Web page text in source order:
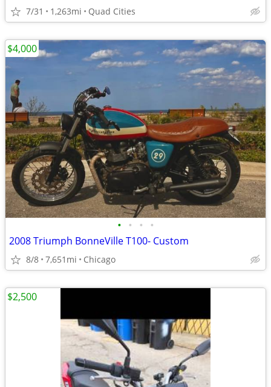
7/31 1,263mi Quad Cities
• • • •
2008 Triumph BonneVille T100- Custom
8/8 7,651mi Chicago
$4,000
$2,500